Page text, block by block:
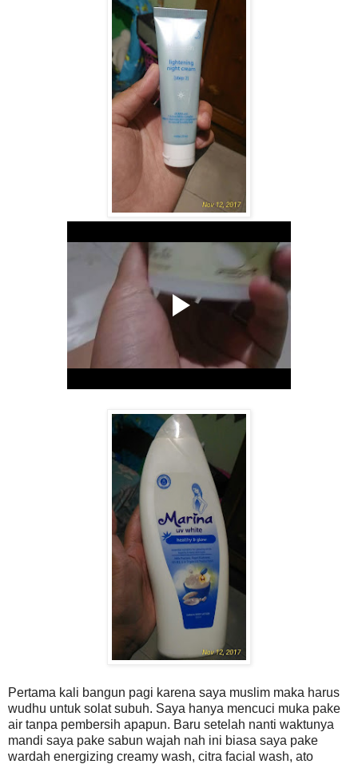
Pertama kali bangun pagi karena saya muslim maka harus
wudhu untuk solat subuh. Saya hanya mencuci muka pake
air tanpa pembersih apapun. Baru setelah nanti waktunya
mandi saya pake sabun wajah nah ini biasa saya pake
wardah energizing creamy wash, citra facial wash, ato